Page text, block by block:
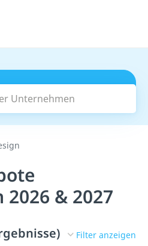
Unternehmen
Suchen
& 2027
Filter anzeigen